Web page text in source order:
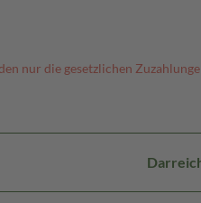
nur die gesetzlichen